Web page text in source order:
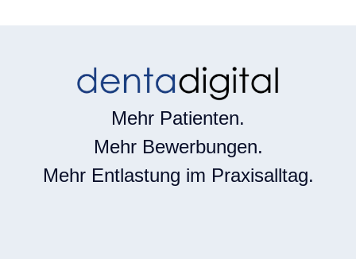
Mehr Patienten.
Mehr Bewerbungen.
Mehr Entlastung im Praxisalltag.